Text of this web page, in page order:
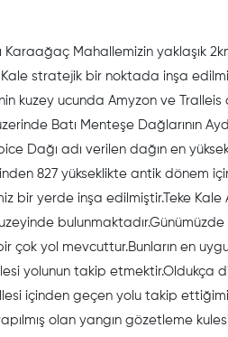
Karaağaç Mahallemizin yaklaşık
Kale stratejik bir noktada inşa
kuzey ucunda Amyzon ve Tralleis
Batı Menteşe Dağlarının
Dağı adı verilen dağın en
827 yükseklikte antik dönem
bir yerde inşa edilmiştir.Teke Kale
bulunmaktadır.Günümüzde
çok yol mevcuttur.Bunların en
yolunun takip etmektir.Oldukça
içinden geçen yolu takip
olan yangın gözetleme